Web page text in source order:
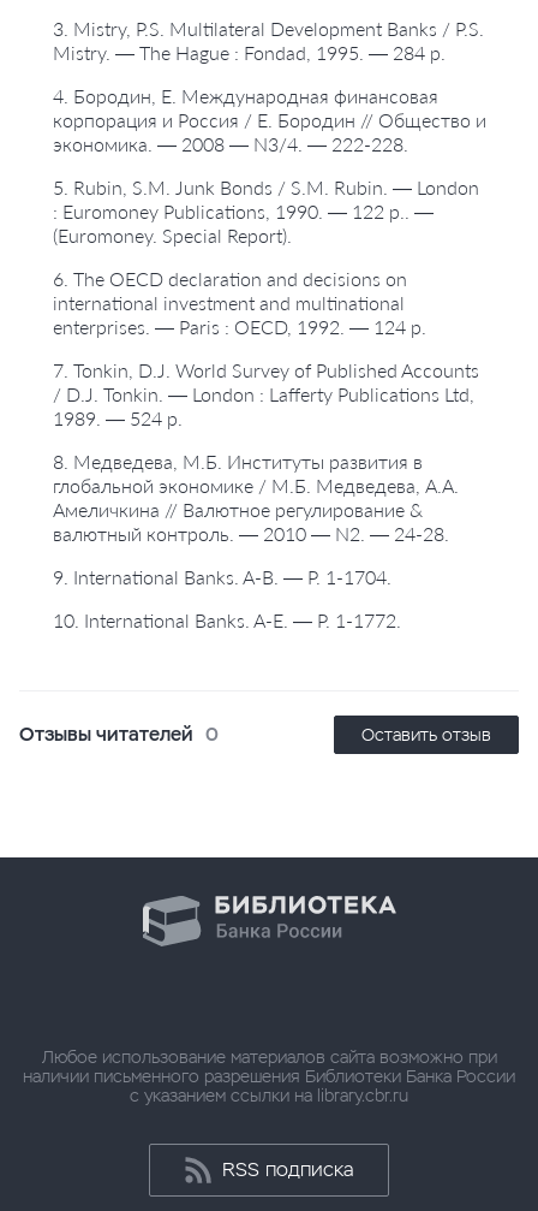
3. Mistry, P.S. Multilateral Development Banks / P.S.
Mistry. — The Hague : Fondad, 1995. — 284 p.
4. Бородин, Е. Международная финансовая
корпорация и Россия / Е. Бородин // Общество и
экономика. — 2008 — N3/4. — 222-228.
5. Rubin, S.M. Junk Bonds / S.M. Rubin. — London
: Euromoney Publications, 1990. — 122 p.. —
(Euromoney. Special Report).
6. The OECD declaration and decisions on
international investment and multinational
enterprises. — Paris : OECD, 1992. — 124 p.
7. Tonkin, D.J. World Survey of Published Accounts
/ D.J. Tonkin. — London : Lafferty Publications Ltd,
1989. — 524 p.
8. Медведева, М.Б. Институты развития в
глобальной экономике / М.Б. Медведева, А.А.
Амеличкина // Валютное регулирование &
валютный контроль. — 2010 — N2. — 24-28.
9. International Banks. A-B. — P. 1-1704.
10. International Banks. A-E. — P. 1-1772.
Отзывы читателей 0 Оставить отзыв
Любое использование материалов сайта возможно при
наличии письменного разрешения Библиотеки Банка России
с указанием ссылки на library.cbr.ru
RSS подписка